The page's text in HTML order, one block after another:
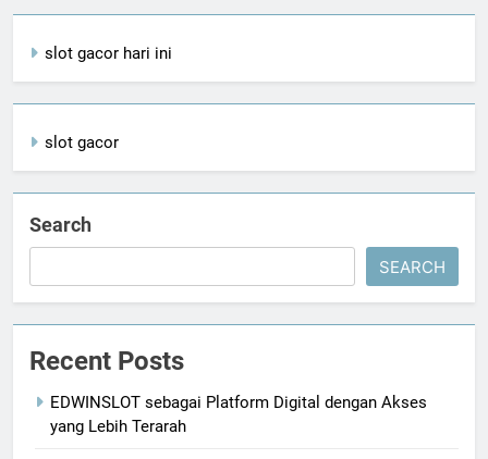
slot gacor hari ini
slot gacor
Search
SEARCH
Recent Posts
EDWINSLOT sebagai Platform Digital dengan Akses
yang Lebih Terarah